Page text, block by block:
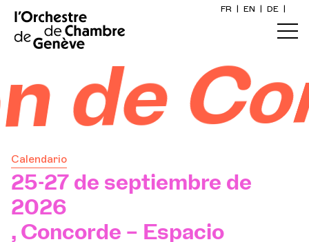
FR EN DE
Calendario
25-27 de septiembre de
2026
, Concorde – Espacio
Inicio
Calendario
Información práctica
Explore